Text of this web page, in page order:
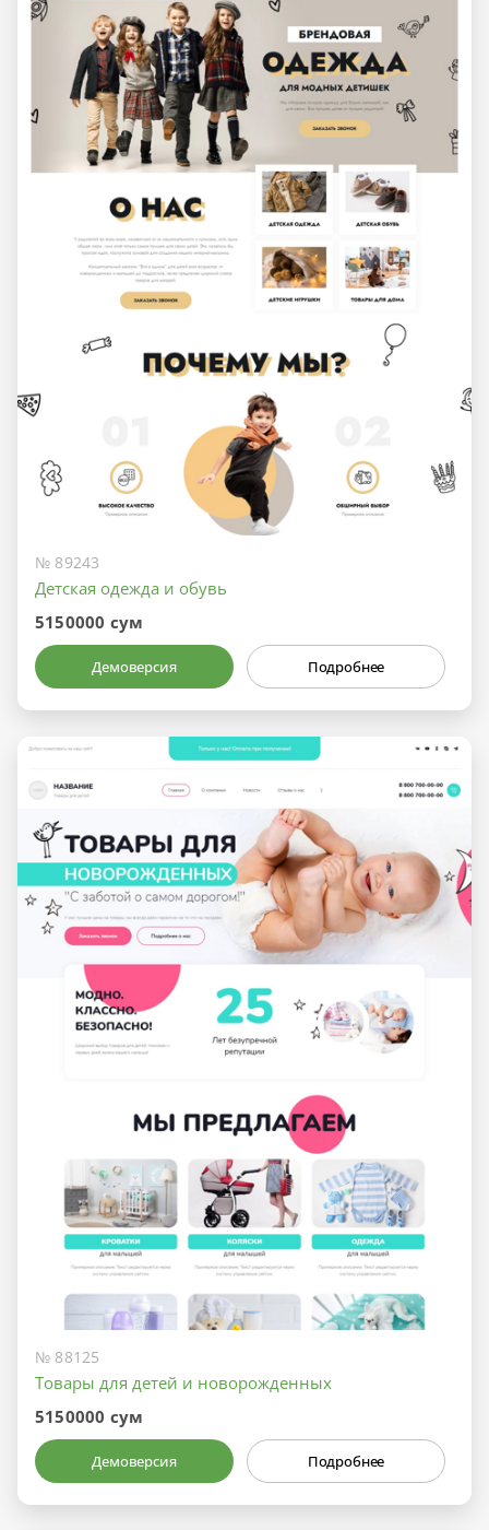
№ 89243
Детская одежда и обувь
5150000 сум
Демоверсия Подробнее
№ 88125
Товары для детей и новорожденных
5150000 сум
Демоверсия Подробнее